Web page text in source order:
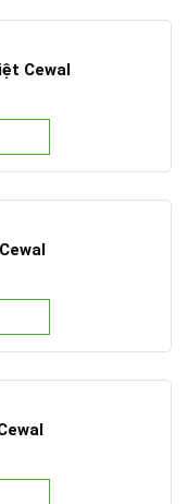
Cewal